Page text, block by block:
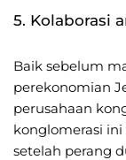
5. Kolaborasi
Baik sebelum
perekonomian
perusahaan
konglomerasi
setelah perang